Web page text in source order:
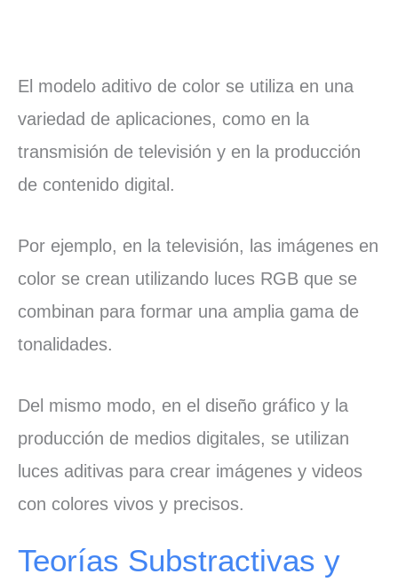
El modelo aditivo de color se utiliza en una
variedad de aplicaciones, como en la
transmisión de televisión y en la producción
de contenido digital.
Por ejemplo, en la televisión, las imágenes en
color se crean utilizando luces RGB que se
combinan para formar una amplia gama de
tonalidades.
Del mismo modo, en el diseño gráfico y la
producción de medios digitales, se utilizan
luces aditivas para crear imágenes y videos
con colores vivos y precisos.
Teorías Substractivas y